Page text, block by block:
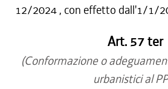
12/2024 , con effetto dall'1/1/
Art. 57 ter
(Conformazione o
urbanistici al